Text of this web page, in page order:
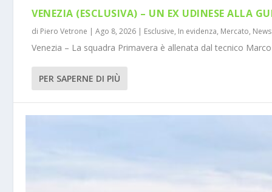
VENEZIA (ESCLUSIVA) – UN EX UDINESE ALLA
di Piero Vetrone |Ago 8, 2026 | Esclusive, In evidenza, Mercato, News
Venezia – La squadra Primavera è allenata dal tecnico
PER SAPERNE DI PIÙ